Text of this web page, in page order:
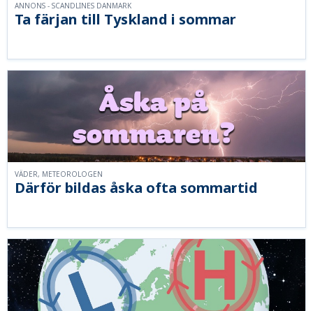
Ta färjan till Tyskland i sommar
ANNONS - SCANDLINES DANMARK
Därför bildas åska ofta sommartid
VÄDER, METEOROLOGEN